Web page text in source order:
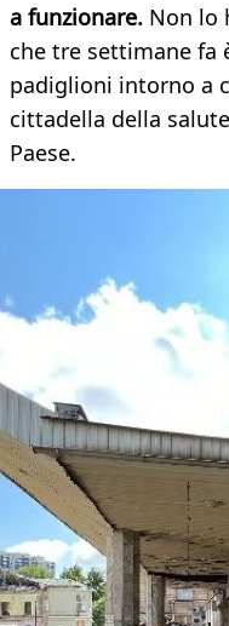
a funzionare. Non lo
che tre settimane fa
padiglioni intorno a
cittadella della
Paese.